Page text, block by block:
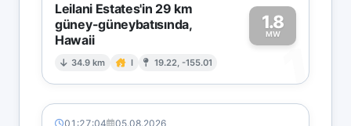
Leilani Estates'in 29 km
güney-güneybatısında,
Hawaii
34.9 km I 19.22, -155.01
1.8
MW
1
01:27:04 05.08.2026